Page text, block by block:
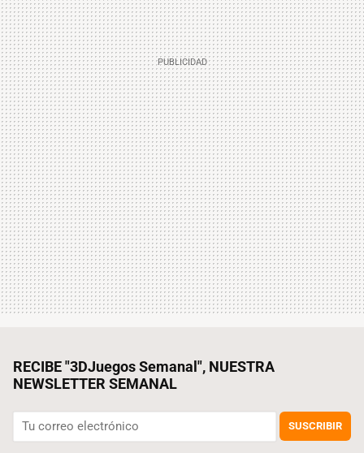
RECIBE "3DJuegos Semanal", NUESTRA
NEWSLETTER SEMANAL
SUSCRIBIR